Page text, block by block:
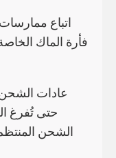
اتباع
فأرة الماك
عادات الشحن
حتى تُفرغ
الشحن